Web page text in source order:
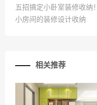
五招搞定小卧室装修收纳！
小房间的装修设计收纳
相关推荐